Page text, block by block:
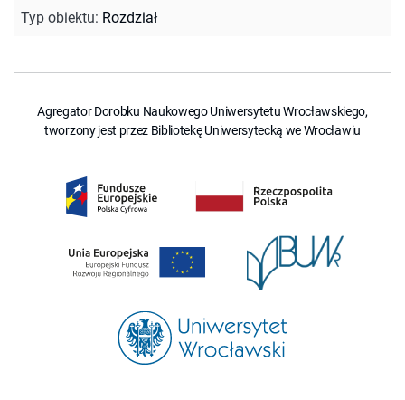
Typ obiektu: Rozdział
Agregator Dorobku Naukowego Uniwersytetu Wrocławskiego,
tworzony jest przez Bibliotekę Uniwersytecką we Wrocławiu